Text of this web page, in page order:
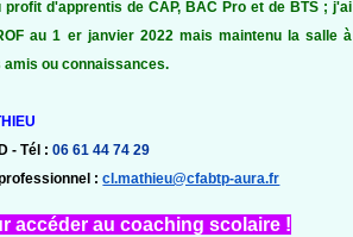
d'apprentis de CAP, BAC Pro et de BTS ; j'ai
au 1 er janvier 2022 mais maintenu la salle à
amis ou connaissances.
-Tél : 06 61 44 74 29
:cl.mathieu@cfabtp-aura.fr
accéder au coaching scolaire !